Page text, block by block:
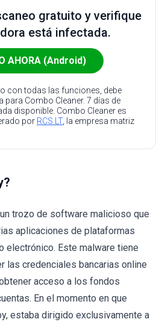
gratuito y verifique
está infectada.
AHORA (Android)
con todas las funciones, debe
para Combo Cleaner. 7 días de
disponible. Combo Cleaner es
por RCS LT, la empresa matriz
trozo de software malicioso que
aplicaciones de plataformas
electrónico. Este malware tiene
las credenciales bancarias online
acceso a los fondos
En el momento en que
estaba dirigido exclusivamente a